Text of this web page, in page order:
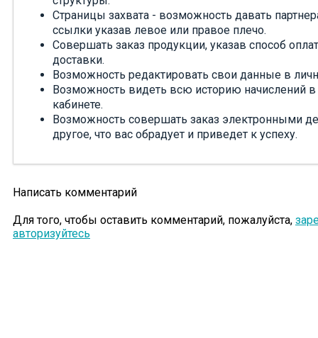
Страницы захвата - возможность давать
ссылки указав левое или правое плечо.
Совершать заказ продукции, указав способ
доставки.
Возможность редактировать свои данные в
Возможность видеть всю историю начислений
кабинете.
Возможность совершать заказ электронными
другое, что вас обрадует и приведет к успеху.
Написать комментарий
Для того, чтобы оставить комментарий, пожалуйста,
авторизуйтесь